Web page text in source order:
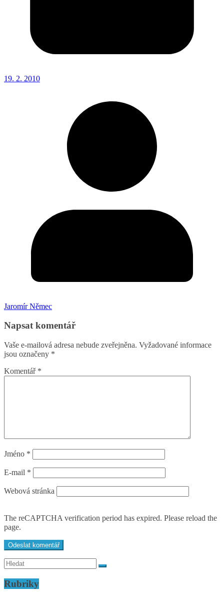
19. 2. 2010
Jaromír Němec
Napsat komentář
Vaše e-mailová adresa nebude zveřejněna. Vyžadované informace
jsou označeny *
Komentář *
Jméno *
E-mail *
Webová stránka
The reCAPTCHA verification period has expired. Please reload the
page.
Rubriky